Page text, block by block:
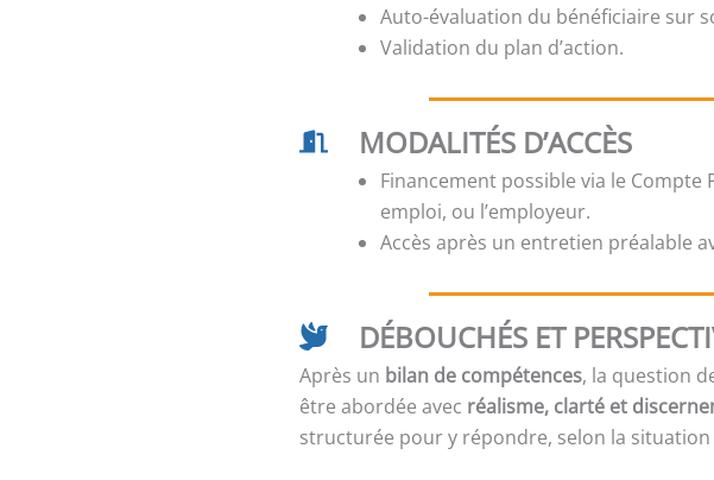
Auto-évaluation du bénéficiaire sur
Validation du plan d’action.
MODALITÉS D’ACCÈS
Financement possible via le Compte
emploi, ou l’employeur.
Accès après un entretien préalable
DÉBOUCHÉS ET
Après un bilan de compétences, la question
être abordée avec réalisme, clarté et
structurée pour y répondre, selon la situation